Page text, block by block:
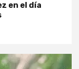
en el día